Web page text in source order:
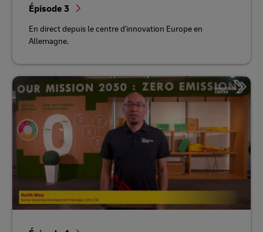
Épisode 3
En direct depuis le centre d'innovation Europe en
Allemagne.